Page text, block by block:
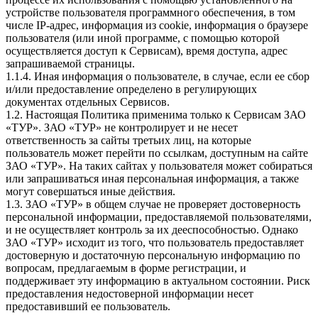
устройстве пользователя программного обеспечения, в том
числе IP-адрес, информация из cookie, информация о браузере
пользователя (или иной программе, с помощью которой
осуществляется доступ к Сервисам), время доступа, адрес
запрашиваемой страницы.
1.1.4. Иная информация о пользователе, в случае, если ее сбор
и/или предоставление определено в регулирующих
документах отдельных Сервисов.
1.2. Настоящая Политика применима только к Сервисам ЗАО
«ТУР». ЗАО «ТУР» не контролирует и не несет
ответственность за сайты третьих лиц, на которые
пользователь может перейти по ссылкам, доступным на сайте
ЗАО «ТУР». На таких сайтах у пользователя может собираться
или запрашиваться иная персональная информация, а также
могут совершаться иные действия.
1.3. ЗАО «ТУР» в общем случае не проверяет достоверность
персональной информации, предоставляемой пользователями,
и не осуществляет контроль за их дееспособностью. Однако
ЗАО «ТУР» исходит из того, что пользователь предоставляет
достоверную и достаточную персональную информацию по
вопросам, предлагаемым в форме регистрации, и
поддерживает эту информацию в актуальном состоянии. Риск
предоставления недостоверной информации несет
предоставивший ее пользователь.